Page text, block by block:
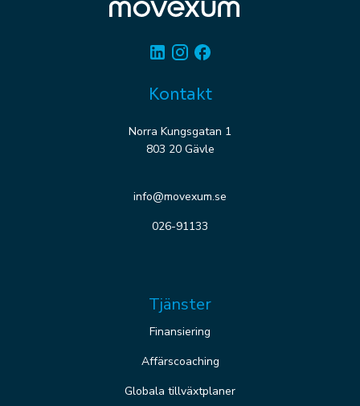
LinkedinInstagram
Kontakt
Norra Kungsgatan 1
803 20 Gävle
info@movexum.se
026-91133
Tjänster
Finansiering
Affärscoaching
Globala tillväxtplaner